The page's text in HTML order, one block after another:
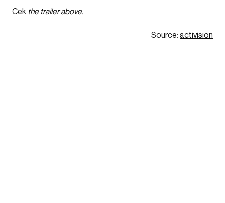
Cek the trailer above.
Source: activision